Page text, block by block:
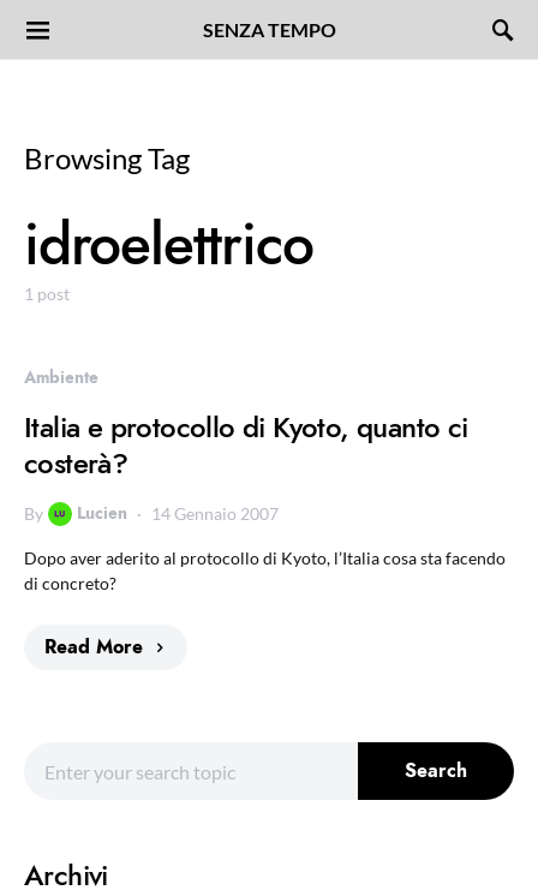
SENZA TEMPO
Browsing Tag
idroelettrico
1 post
Ambiente
Italia e protocollo di Kyoto, quanto ci
costerà?
By Lucien 14 Gennaio 2007
Dopo aver aderito al protocollo di Kyoto, l’Italia cosa sta facendo
di concreto?
Read More
Search
Archivi